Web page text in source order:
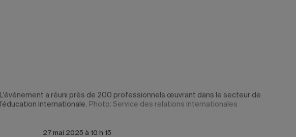
L'événement a réuni près de 200 professionnels œuvrant dans le secteur de
l’éducation internationale. Photo: Service des relations internationales
27 mai 2025 à 10 h 15